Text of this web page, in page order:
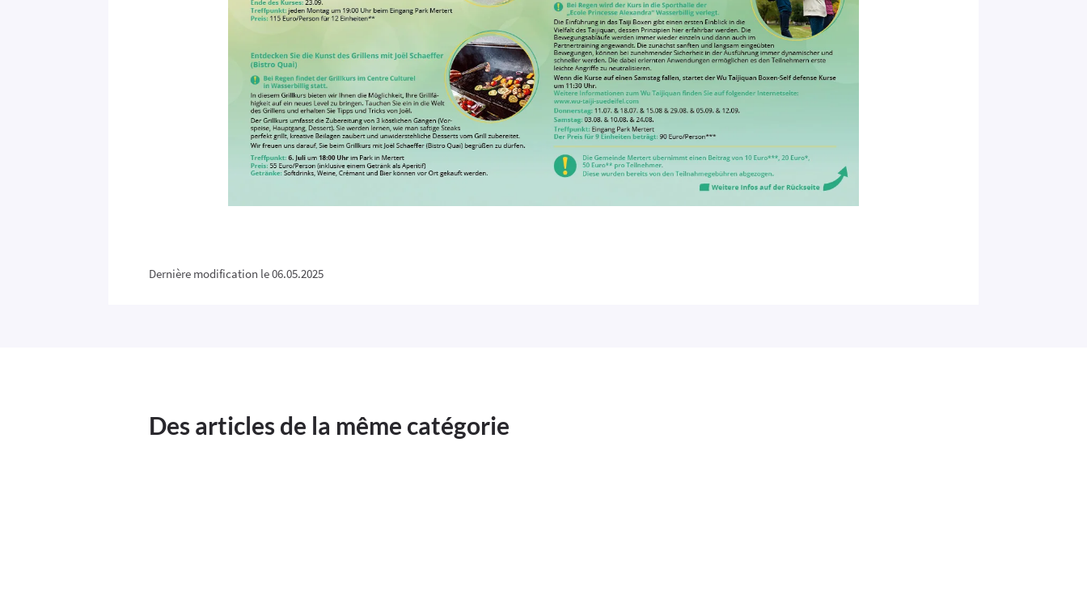
Dernière modification le 06.05.2025
Des articles de la même catégorie